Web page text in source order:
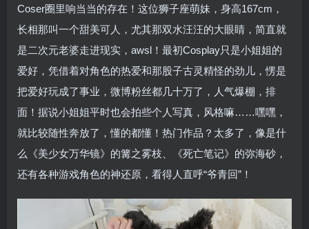
Coser圈里响当当的存在！这位狮子座萌妹，身高167cm，
长相那叫一个甜美可人，尤其那双水汪汪的大眼睛，简直就
是二次元老婆走进现实，awsl！最初Cosplay只是小姐姐的
爱好，凭借着对角色的热爱和那股子古灵精怪的劲儿，愣是
把爱好玩成了事业，微博粉丝都几十万了，人气爆棚，排
面！据说小姐姐平时也会拍些个人写真，风格嘛……嘿嘿，
就比较随性奔放了，懂的都懂！热门作品？太多了，像是什
么《美少女万华镜》的篝之雾枝、《死亡笔记》的弥海砂，
还有各种游戏角色的神还原，看得人直呼“爷青回”！